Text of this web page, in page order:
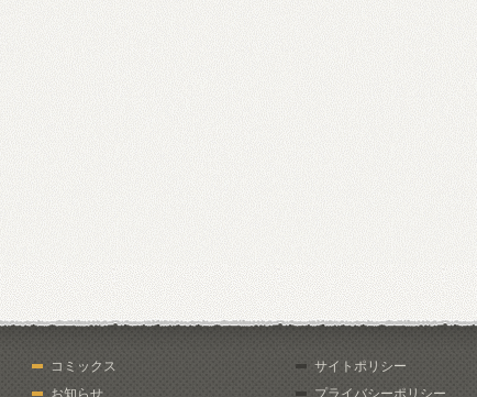
コミックス
お知らせ
サイトポリシー
プライバシーポリシー